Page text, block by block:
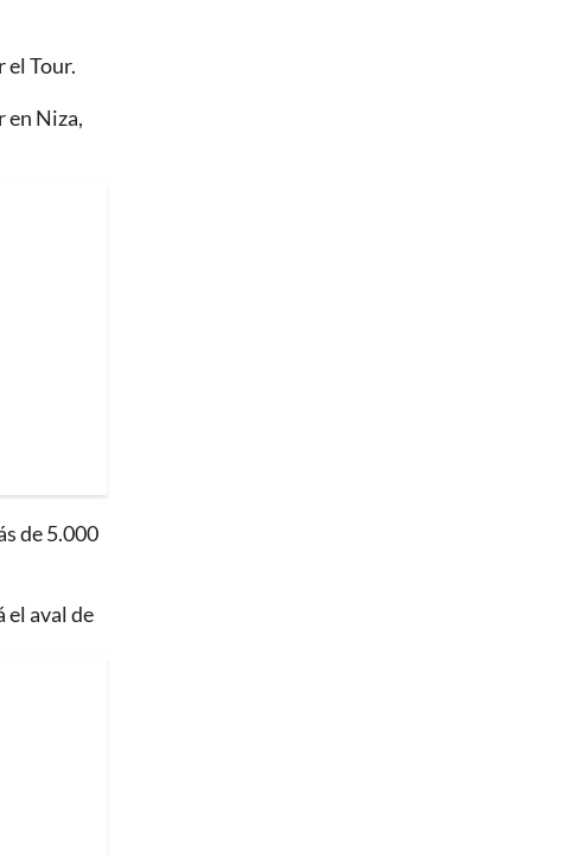
el Tour.
en Niza,
de 5.000
el aval de